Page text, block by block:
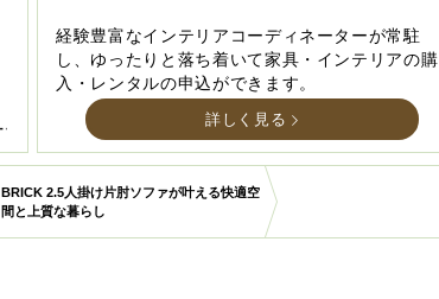
経験豊富なインテリアコーディネーターが常駐
し、ゆったりと落ち着いて家具・インテリアの購
入・レンタルの申込ができます。
詳しく見る
BRICK 2.5人掛け片肘ソファが叶える快適空
間と上質な暮らし